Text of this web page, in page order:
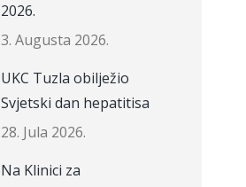
2026.
3. Augusta 2026.
UKC Tuzla obilježio
Svjetski dan hepatitisa
28. Jula 2026.
Na Klinici za